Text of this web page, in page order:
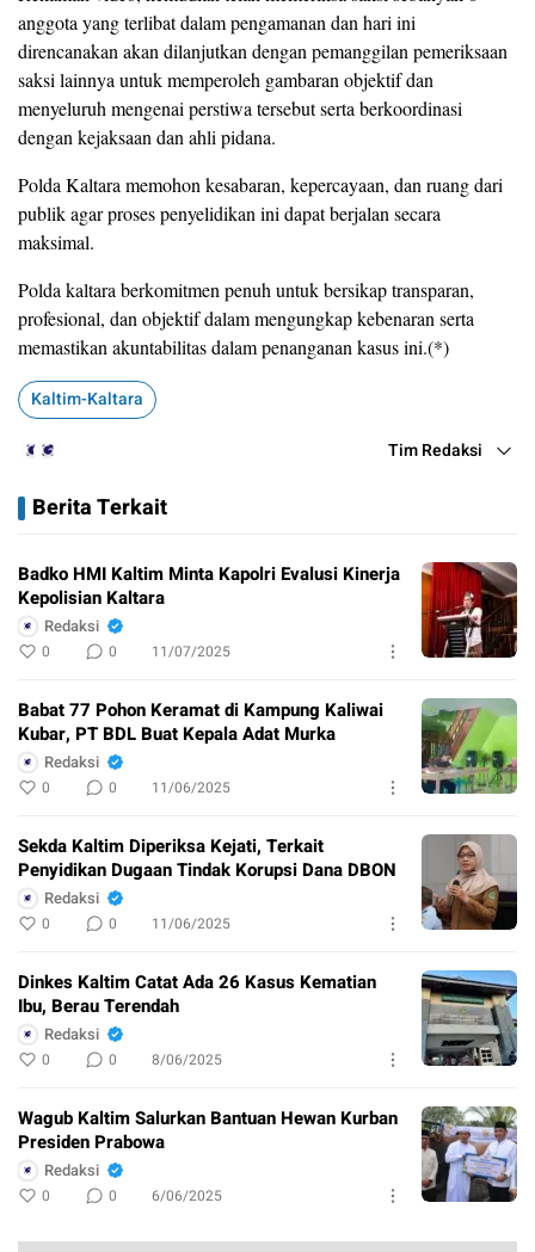
anggota yang terlibat dalam pengamanan dan hari ini
direncanakan akan dilanjutkan dengan pemanggilan pemeriksaan
saksi lainnya untuk memperoleh gambaran objektif dan
menyeluruh mengenai perstiwa tersebut serta berkoordinasi
dengan kejaksaan dan ahli pidana.
Polda Kaltara memohon kesabaran, kepercayaan, dan ruang dari
publik agar proses penyelidikan ini dapat berjalan secara
maksimal.
Polda kaltara berkomitmen penuh untuk bersikap transparan,
profesional, dan objektif dalam mengungkap kebenaran serta
memastikan akuntabilitas dalam penanganan kasus ini.(*)
Kaltim-Kaltara
Tim Redaksi
Berita Terkait
Badko HMI Kaltim Minta Kapolri Evalusi Kinerja
Kepolisian Kaltara
Redaksi
0 0 11/07/2025
Babat 77 Pohon Keramat di Kampung Kaliwai
Kubar, PT BDL Buat Kepala Adat Murka
Redaksi
0 0 11/06/2025
Sekda Kaltim Diperiksa Kejati, Terkait
Penyidikan Dugaan Tindak Korupsi Dana DBON
Redaksi
0 0 11/06/2025
Dinkes Kaltim Catat Ada 26 Kasus Kematian
Ibu, Berau Terendah
Redaksi
0 0 8/06/2025
Wagub Kaltim Salurkan Bantuan Hewan Kurban
Presiden Prabowa
Redaksi
0 0 6/06/2025